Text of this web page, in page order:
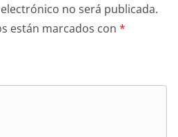
no será publicada.
están marcados con *